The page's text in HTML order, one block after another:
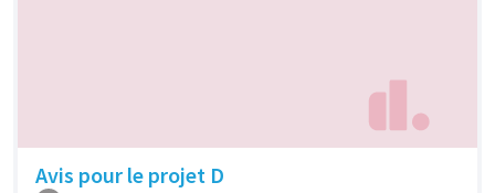
Avis pour le projet D